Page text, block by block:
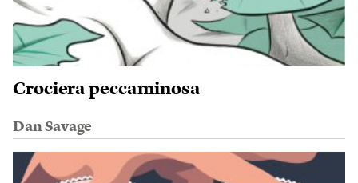
Crociera peccaminosa
Dan Savage